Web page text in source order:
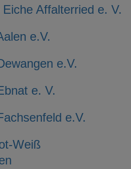
Affalterried e. V.
e.V.
e.V.
e. V.
e.V.
Weiß